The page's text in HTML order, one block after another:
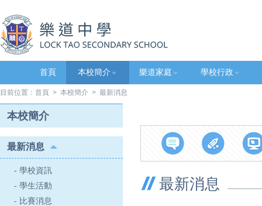
首頁 本校簡介 樂道家庭 學校行政
目前位置： 首頁 > 本校簡介 > 最新消息
本校簡介
最新消息
- 學校資訊
- 學生活動
- 比賽消息
最新消息